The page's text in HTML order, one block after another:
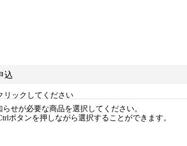
込
リックしてください
せが必要な商品を選択してください。
ボタンを押しながら選択することができます。